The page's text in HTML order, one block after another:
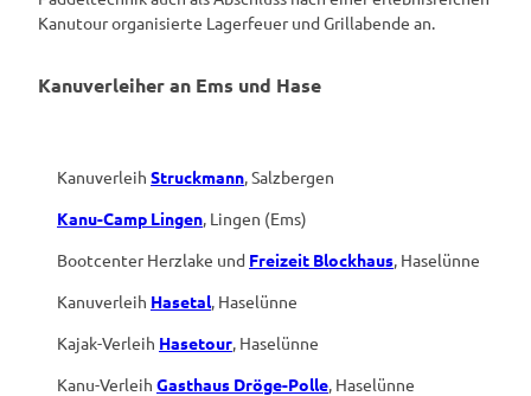
Kanutour organisierte Lagerfeuer und Grillabende an.
Kanuverleiher an Ems und Hase
Kanuverleih Struckmann , Salzbergen
Kanu-Camp Lingen , Lingen (Ems)
Bootcenter Herzlake und Freizeit Blockhaus , Haselünne
Kanuverleih Hasetal , Haselünne
Kajak-Verleih Hasetour , Haselünne
Kanu-Verleih Gasthaus Dröge-Polle , Haselünne